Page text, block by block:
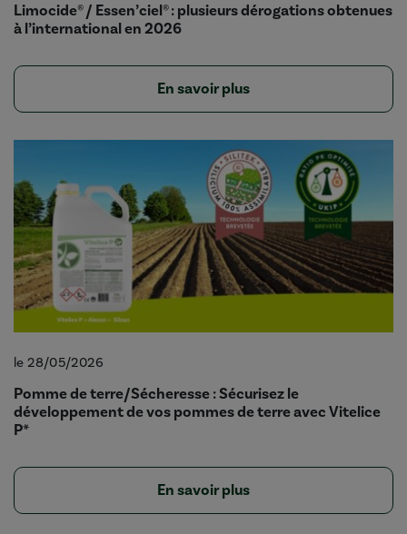
Limocide® / Essen’ciel® : plusieurs dérogations obtenues
à l’international en 2026
En savoir plus
le 28/05/2026
Pomme de terre/Sécheresse : Sécurisez le
développement de vos pommes de terre avec Vitelice
P*
En savoir plus